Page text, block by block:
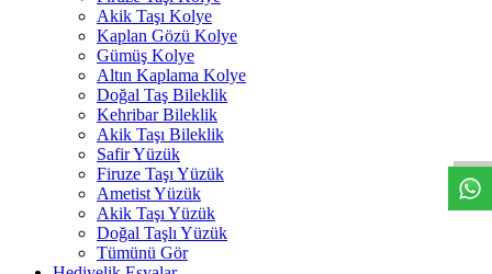
Akik Taşı Kolye
Kaplan Gözü Kolye
Gümüş Kolye
Altın Kaplama Kolye
Doğal Taş Bileklik
Kehribar Bileklik
Akik Taşı Bileklik
Safir Yüzük
Firuze Taşı Yüzük
Ametist Yüzük
Akik Taşı Yüzük
Doğal Taşlı Yüzük
Tümünü Gör